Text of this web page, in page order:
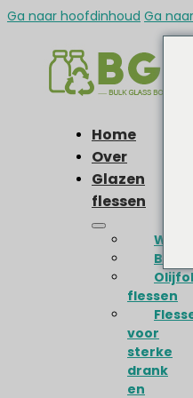
Ga naar hoofdinhoud Ga
Home
Over
Glazen
flessen
flessen
voor
sterke
drank
en